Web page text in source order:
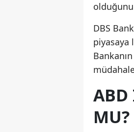
DBS
piyasaya
ABD
MU?